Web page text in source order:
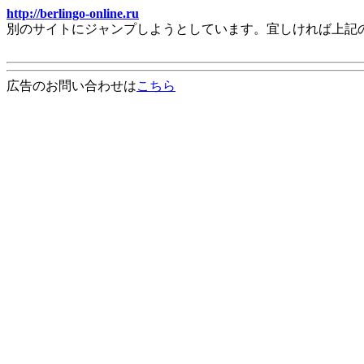
http://berlingo-online.ru
別のサイトにジャンプしようとしています。宜しければ上
広告のお問い合わせはこちら